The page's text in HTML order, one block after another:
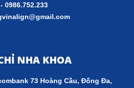
0986.752.233
NHA KHOA
73 Hoàng Cầu, Đống Đa,